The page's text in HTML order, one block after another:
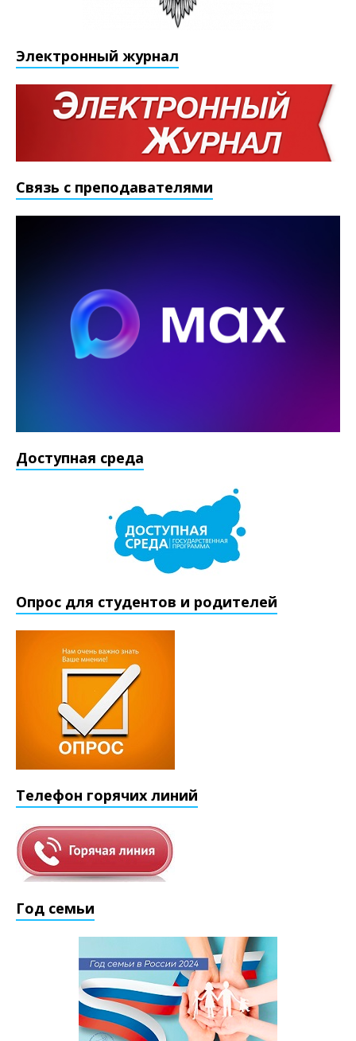
Электронный журнал
Связь с преподавателями
Доступная среда
Опрос для студентов и родителей
Телефон горячих линий
Год семьи